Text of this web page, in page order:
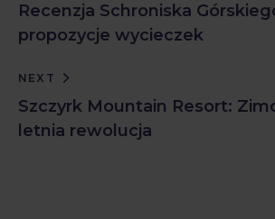
Recenzja Schroniska
propozycje wycieczek
NEXT
Szczyrk Mountain Resort:
letnia rewolucja